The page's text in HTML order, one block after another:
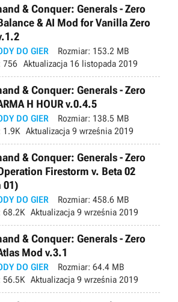
& Conquer: Generals - Zero
& AI Mod for Vanilla Zero
DO GIER Rozmiar: 153.2 MB
756 Aktualizacja 16 listopada 2019
& Conquer: Generals - Zero
H HOUR v.0.4.5
DO GIER Rozmiar: 138.5 MB
1.9K Aktualizacja 9 września 2019
& Conquer: Generals - Zero
Firestorm v. Beta 02
01)
DO GIER Rozmiar: 458.6 MB
68.2K Aktualizacja 9 września 2019
& Conquer: Generals - Zero
Mod v.3.1
DO GIER Rozmiar: 64.4 MB
56.5K Aktualizacja 9 września 2019